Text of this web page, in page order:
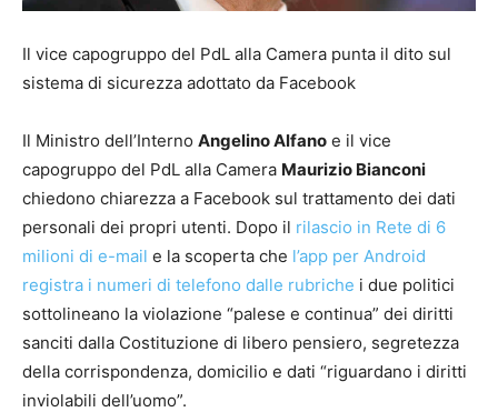
Il vice capogruppo del PdL alla Camera punta il dito sul
sistema di sicurezza adottato da Facebook
Il Ministro dell’Interno Angelino Alfano e il vice
capogruppo del PdL alla Camera Maurizio Bianconi
chiedono chiarezza a Facebook sul trattamento dei dati
personali dei propri utenti. Dopo il rilascio in Rete di 6
milioni di e-mail e la scoperta che l’app per Android
registra i numeri di telefono dalle rubriche i due politici
sottolineano la violazione “palese e continua” dei diritti
sanciti dalla Costituzione di libero pensiero, segretezza
della corrispondenza, domicilio e dati “riguardano i diritti
inviolabili dell’uomo”.